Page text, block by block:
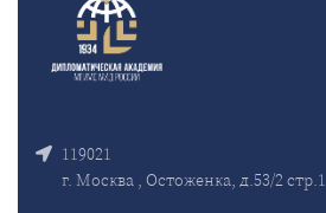
119021
г. Москва , Остоженка, д.53/2 стр.1